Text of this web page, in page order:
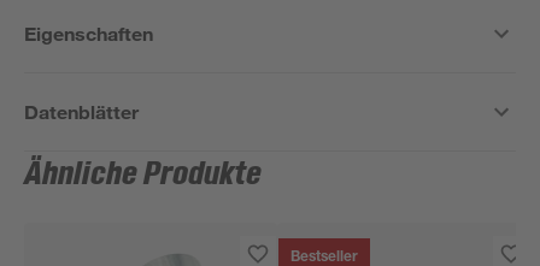
Eigenschaften
Datenblätter
Ähnliche Produkte
Bestseller